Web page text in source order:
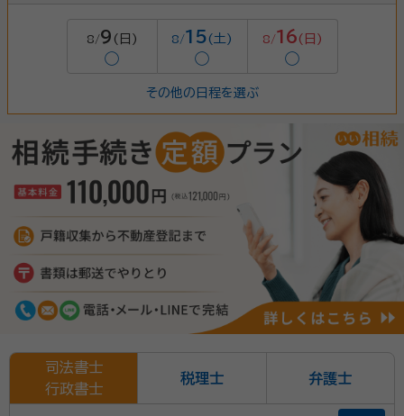
8/9 (日)
◯
8/15(土)
◯
8/16 (日)
◯
その他の日程を選ぶ
司法書士
行政書士
税理士 弁護士